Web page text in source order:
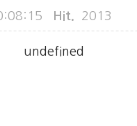
건강 정보
Hit. 2013